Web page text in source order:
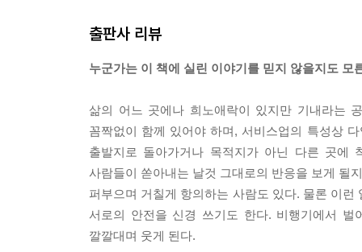
사는 승무원이 화장해야 한다는 조항을 삭제했다
나의 생각과 의지가 아니라 몸뚱이로 평가받고 있
---「벗어날 수 없는 ‘승무원상’의 늪」중에서
서비스 최전선에서 일하는 우리에겐 웬만한 소리
에 집중하기보다 외면하고 덮어버리는 기술을 나
에 완전히 괜찮을 사람은 없다. 고객이 길길이 날
때마다 마음이 싸늘하게 식는다. 가슴살을 저미
출판사 리뷰
누군가는 이 책에 실린 이야기를 믿지 않을지도 모
삶의 어느 곳에나 희노애락이 있지만 기내라는
꼼짝없이 함께 있어야 하며, 서비스업의 특성상
출발지로 돌아가거나 목적지가 아닌 다른 곳에
사람들이 쏟아내는 날것 그대로의 반응을 보게 될
퍼부으며 거칠게 항의하는 사람도 있다. 물론 이
서로의 안전을 신경 쓰기도 한다. 비행기에서
깔깔대며 웃게 된다.